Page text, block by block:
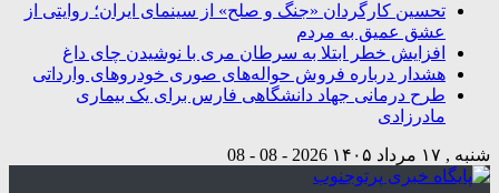
تحسین کارگردان «جنگ و صلح» از سینمای ایران؛ روایتی از
عشق عمیق به مردم
افزایش خطر ابتلا به سرطان مری با نوشیدن چای داغ
هشدار درباره فروش حواله‌های صوری خودروهای وارداتی
طرح درمانی جهاد دانشگاهی فارس برای یک بیماری
مادرزادی
شنبه , ۱۷ مرداد ۱۴۰۵ 2026 - 08 - 08